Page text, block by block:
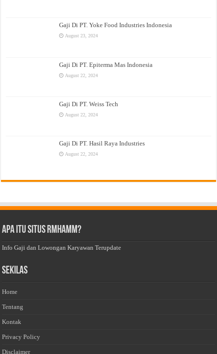
Gaji Di PT. Yoke Food Industries Indonesia
August 23, 2024
Gaji Di PT. Epiterma Mas Indonesia
August 22, 2024
Gaji Di PT. Weiss Tech
August 22, 2024
Gaji Di PT. Hasil Raya Industries
August 22, 2024
Apa Itu Situs Rmhamm?
Info Gaji dan Lowongan Karyawan Terupdate
Sekilas
Home
Tentang
Kontak
Privacy Policy
Disclaimer